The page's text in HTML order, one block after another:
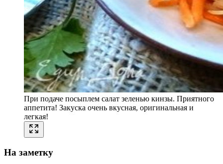
При подаче посыплем салат зеленью кинзы. Приятного
аппетита! Закуска очень вкусная, оригинальная и
легкая!
На заметку